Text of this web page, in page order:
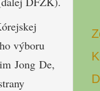
výboru
Jong De,